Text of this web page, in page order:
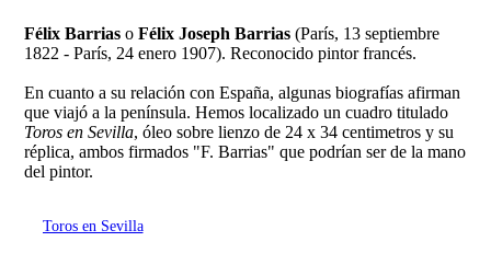
Félix Barrias oFélix Joseph Barrias(París, 13 septiembre
1822 - París, 24 enero 1907). Reconocido pintor francés.
En cuanto a su relación con España, algunas biografías afirman
que viajó a la península. Hemos localizado un cuadro titulado
Toros en Sevilla, óleo sobre lienzo de 24 x 34 centimetros y su
réplica, ambos firmados "F. Barrias" que podrían ser de la mano
del pintor.
Toros en Sevilla